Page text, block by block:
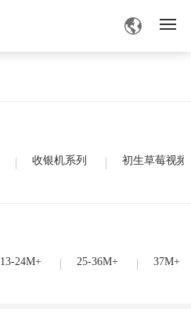
收银机系列 初生草莓视
13-24M+ 25-36M+ 37M+